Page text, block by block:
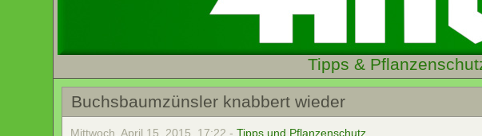
Tipps &
Buchsbaumzünsler knabbert wieder
Mittwoch, April 15, 2015, 17:22 -Tipps und Pflanzenschutz